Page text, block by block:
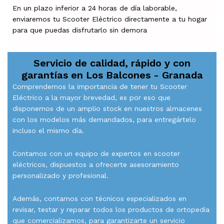
En un plazo inferior a 24 horas de día laborable,
enviaremos tu Scooter Eléctrico directamente a tu hogar
para que puedas disfrutarlo sin demora
Servicio de calidad, rápido y con
garantías en Los Balcones - Granada
Comprendemos la importancia de tener tu Scooter
Eléctrico a la mayor brevedad, es por eso que
disponemos de un amplio stock en nuestros almacenes
con los modelos más demandados, para entregártelo
incluso el mismo día.
Contamos con un equipo de expertos en scooter
eléctricos, dispuestos a ofrecerte asesoramiento
personalizado y profesional.
Además, contamos con técnicos especializados en
revisar, testar y reparar todos los productos de ortopedia
que comercializamos, para garantizarte un servicio